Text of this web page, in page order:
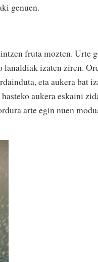
genuen.
fruta mozten. Urte
lanaldiak izaten ziren.
eta aukera bat
aukera eskaini
arte egin nuen